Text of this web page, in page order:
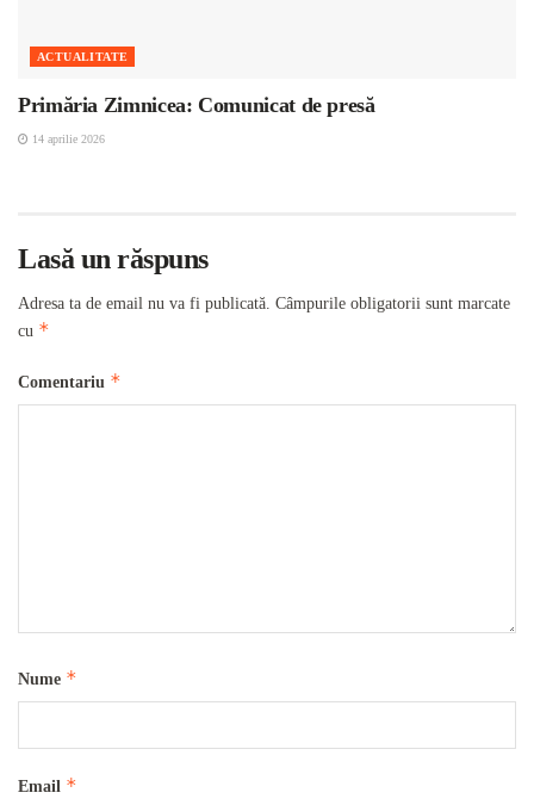
ACTUALITATE
Primăria Zimnicea: Comunicat de presă
14 aprilie 2026
Lasă un răspuns
Adresa ta de email nu va fi publicată. Câmpurile obligatorii sunt marcate
cu *
Comentariu *
Nume *
Email *